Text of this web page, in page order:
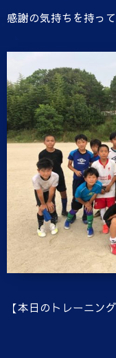
感謝の気持ちを持っ
【本日のトレーニ